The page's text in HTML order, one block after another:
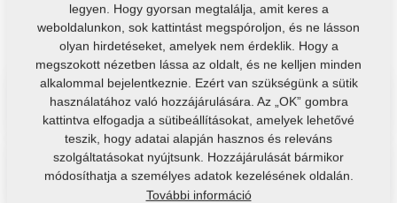
Szűrő törlése
Oktatóvideók
Kezelési útmutató
legyen. Hogy gyorsan megtalálja, amit keres a
weboldalunkon, sok kattintást megspóroljon, és ne lásson
olyan hirdetéseket, amelyek nem érdeklik. Hogy a
megszokott nézetben lássa az oldalt, és ne kelljen minden
alkalommal bejelentkeznie. Ezért van szükségünk a sütik
használatához való hozzájárulására. Az „OK” gombra
kattintva elfogadja a sütibeállításokat, amelyek lehetővé
teszik, hogy adatai alapján hasznos és releváns
szolgáltatásokat nyújtsunk. Hozzájárulását bármikor
módosíthatja a személyes adatok kezelésének oldalán.
További információ